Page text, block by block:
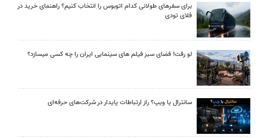
برای سفرهای طولانی کدام اتوبوس را انتخاب کنیم؟ راهنمای خرید در
فلای تودی
لو رفت! فضای سبز فیلم های سینمایی ایران را چه کسی میسازد؟
سانترال یا ویپ؟ راز ارتباطات پایدار در شرکت‌های حرفه‌ای